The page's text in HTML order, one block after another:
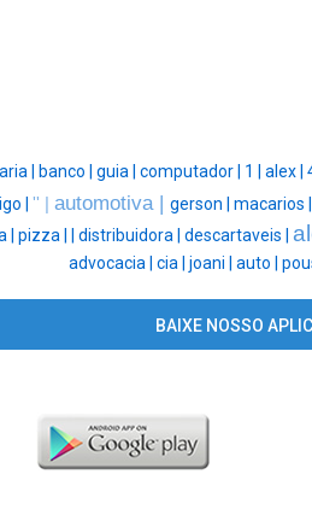
| banco | guia | computador | 1 | alex |
| '' | automotiva | gerson | macarios |
| pizza | distribuidora | descartaveis |
advocacia | cia | joani | auto |
BAIXE NOSSO